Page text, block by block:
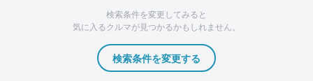
検索条件を変更してみると
気に入るクルマが見つかるかもしれません。
検索条件を変更する